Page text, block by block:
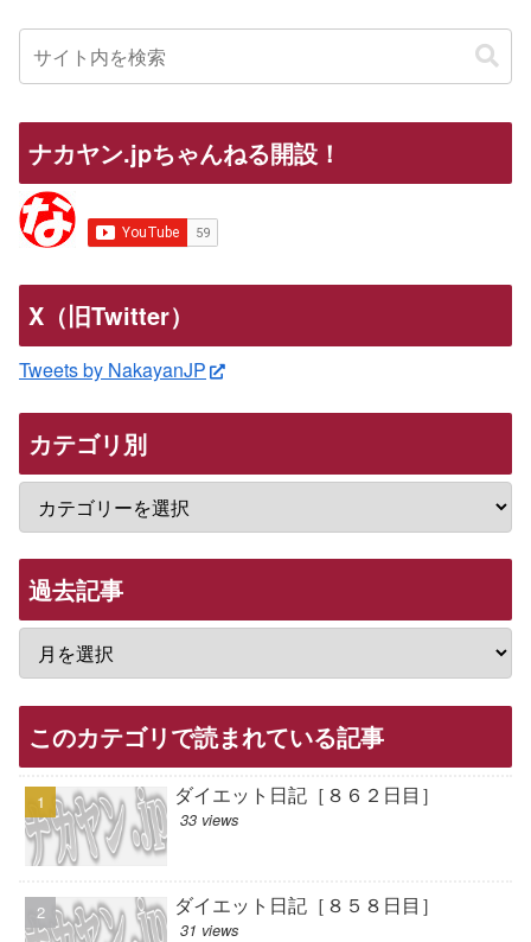
ナカヤン.jpちゃんねる開設！
X（旧Twitter）
Tweets by NakayanJP
カテゴリ別
過去記事
このカテゴリで読まれている記事
ダイエット日記［８６２日目］
33 views
ダイエット日記［８５８日目］
31 views